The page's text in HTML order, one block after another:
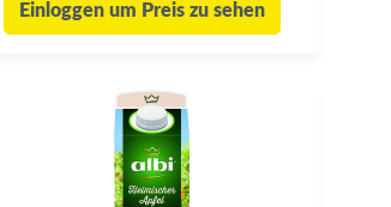
Einloggen um Preis zu sehen